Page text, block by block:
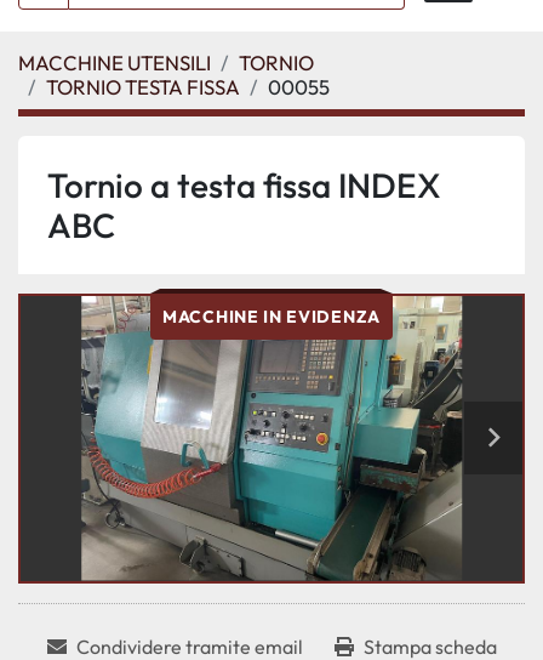
MACCHINE UTENSILI
TORNIO
TORNIO TESTA FISSA
00055
Tornio a testa fissa INDEX
ABC
MACCHINE IN EVIDENZA
Condividere tramite email Stampa scheda